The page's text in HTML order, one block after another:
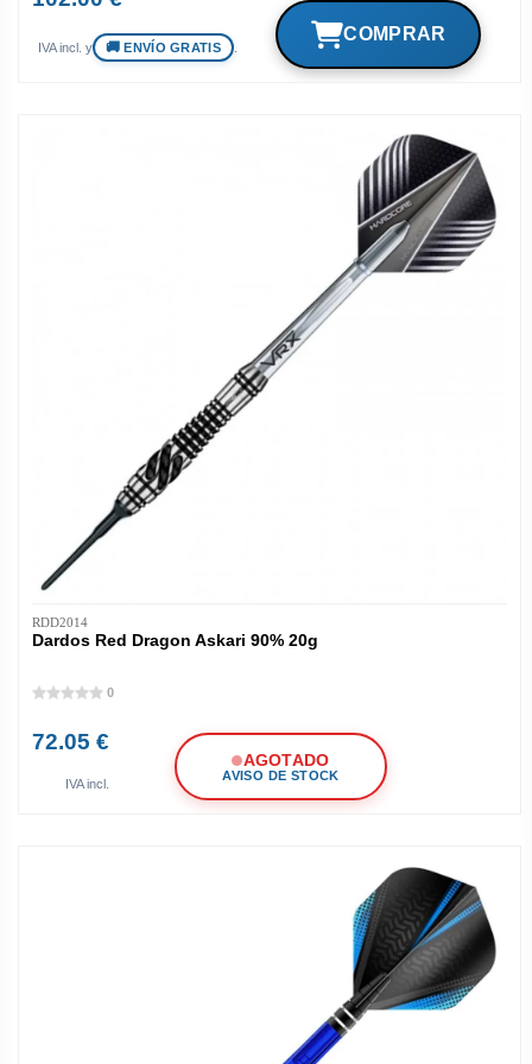
IVA incl. y ENVÍO GRATIS .
RDD2014
Dardos Red Dragon Askari 90% 20g
0
72.05 €
IVA incl.
AGOTADO
AVISO DE STOCK